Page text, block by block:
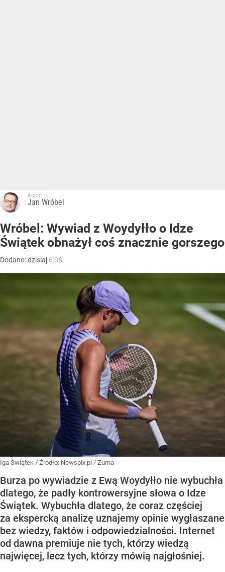
Autor:
Jan Wróbel
Wróbel: Wywiad z Woydyłło o Idze
Świątek obnażył coś znacznie gorszego
Dodano:dzisiaj 6:08
Iga Świątek / Źródło: Newspix.pl / Zuma
Burza po wywiadzie z Ewą Woydyłło nie wybuchła
dlatego, że padły kontrowersyjne słowa o Idze
Świątek. Wybuchła dlatego, że coraz częściej
za ekspercką analizę uznajemy opinie wygłaszane
bez wiedzy, faktów i odpowiedzialności. Internet
od dawna premiuje nie tych, którzy wiedzą
najwięcej, lecz tych, którzy mówią najgłośniej.